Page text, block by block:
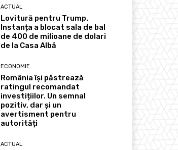
ACTUAL
Lovitură pentru Trump.
Instanța a blocat sala de bal
de 400 de milioane de dolari
de la Casa Albă
ECONOMIE
România își păstrează
ratingul recomandat
investițiilor. Un semnal
pozitiv, dar și un
avertisment pentru
autorități
ACTUAL